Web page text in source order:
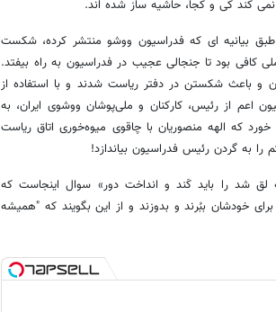
کند کی و کجا، حاشیه ساز شده اند.
بیانیه ای که فدراسیون ووشو منتشر کرده، شکست
کافی بود تا جنجالی عجیب در فدراسیون به راه بیفتد.
و باعث شکستن در دفتر ریاست شدند و با استفاده از
اعم از رئیس، کارکنان و ملی‌پوشان ووشوی ایران، به
که الهه منصوریان با چاقوی میوه‌خوری اتاق ریاست
به گردن رئیس فدراسیون بیاندازد!
لق شد را باید کَند و انداخت دور» سوال اینجاست که
خودشان ببُرند و بدوزند و از این بگویند که "همیشه